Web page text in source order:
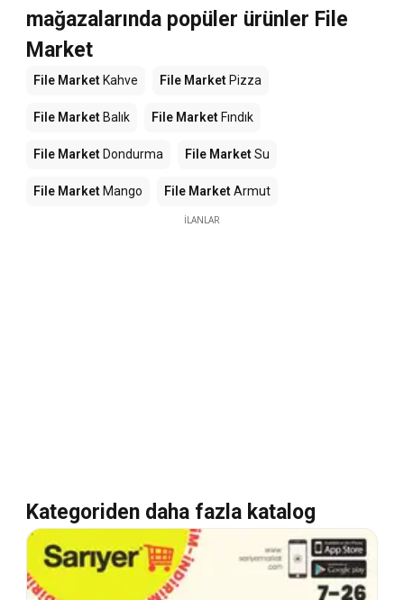
mağazalarında popüler ürünler File
Market
File Market Kahve File Market Pizza
File Market Balık File Market Fındık
File Market Dondurma File MarketSu
File Market Mango File MarketArmut
İLANLAR
Kategoriden daha fazla katalog